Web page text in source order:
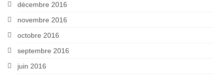
décembre 2016
novembre 2016
octobre 2016
septembre 2016
juin 2016